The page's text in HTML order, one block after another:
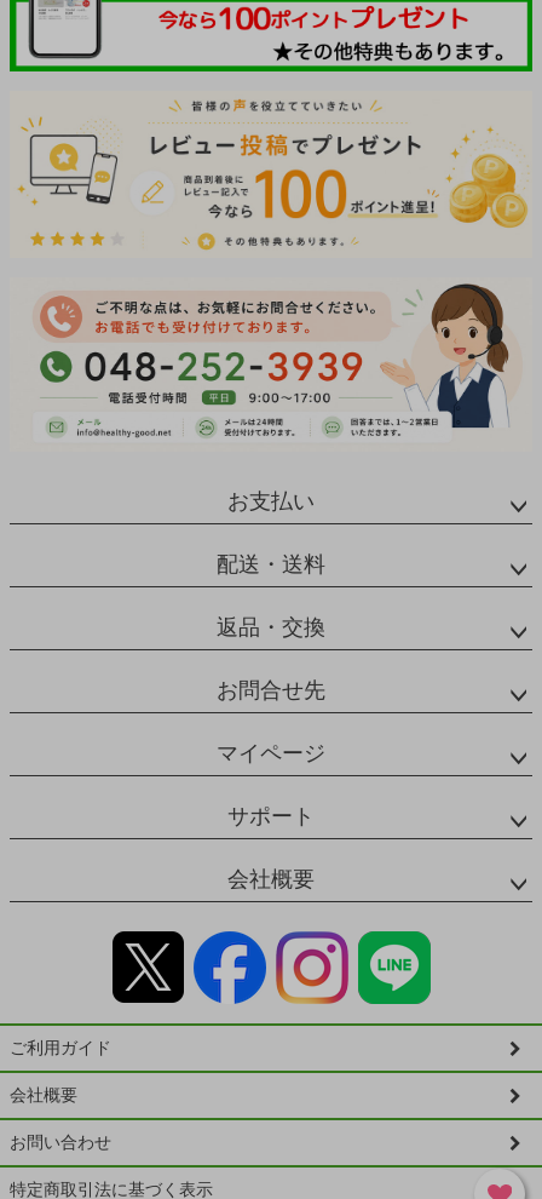
お支払い
配送・送料
返品・交換
お問合せ先
マイページ
サポート
会社概要
ご利用ガイド
会社概要
お問い合わせ
特定商取引法に基づく表示